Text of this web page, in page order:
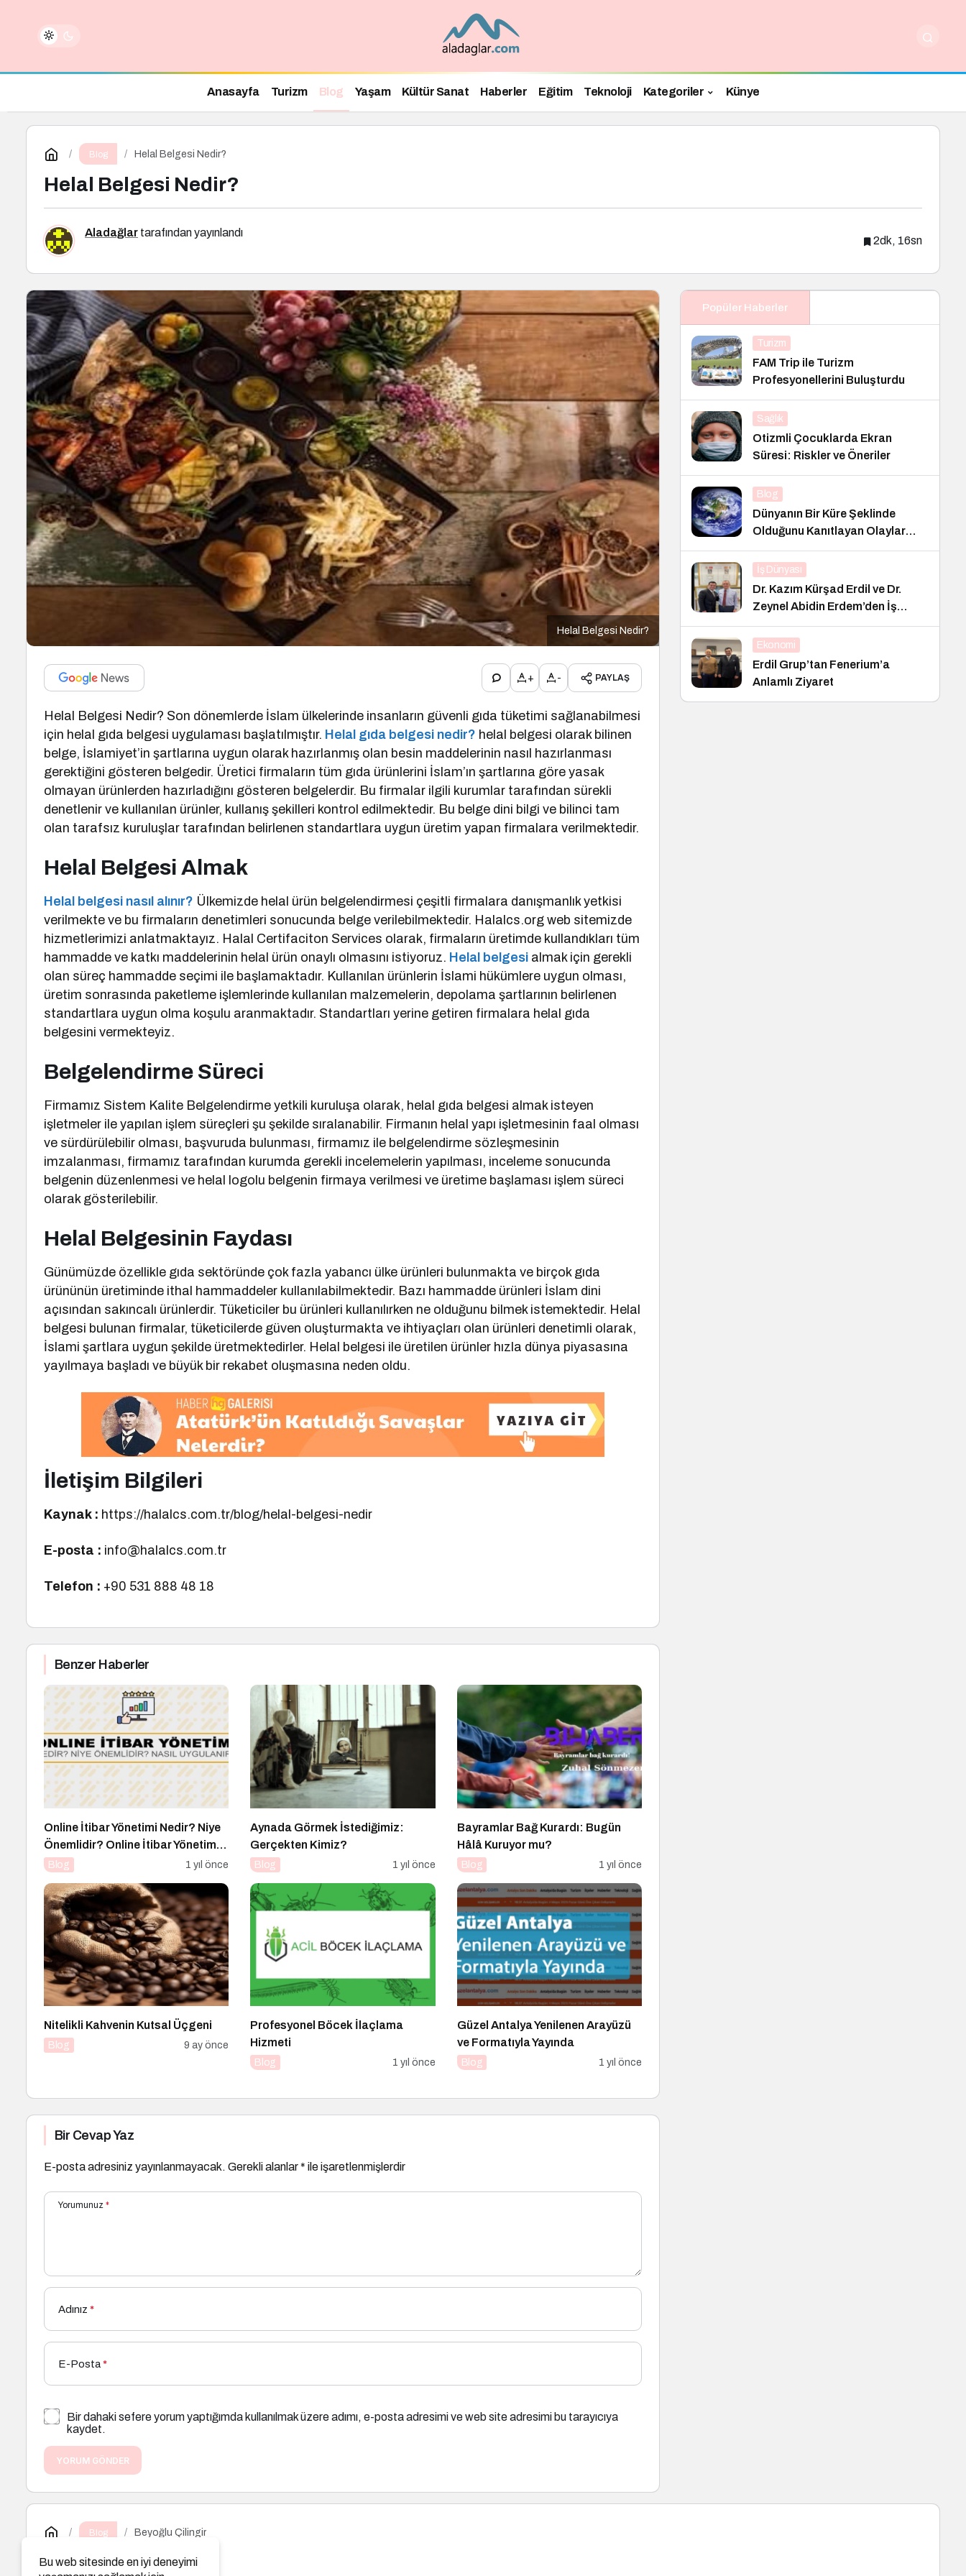
Anasayfa Turizm Blog Yaşam Kültür Sanat Haberler Eğitim Teknoloji Kategoriler Künye
Blog Helal Belgesi Nedir?
Helal Belgesi Nedir?
Aladağlar tarafından yayınlandı
2dk, 16sn
Helal Belgesi Nedir?
+ - PAYLAŞ
Helal Belgesi Nedir? Son dönemlerde İslam ülkelerinde insanların güvenli gıda tüketimi sağlanabilmesi
için helal gıda belgesi uygulaması başlatılmıştır. Helal gıda belgesi nedir? helal belgesi olarak bilinen
belge, İslamiyet’in şartlarına uygun olarak hazırlanmış olan besin maddelerinin nasıl hazırlanması
gerektiğini gösteren belgedir. Üretici firmaların tüm gıda ürünlerini İslam’ın şartlarına göre yasak
olmayan ürünlerden hazırladığını gösteren belgelerdir. Bu firmalar ilgili kurumlar tarafından sürekli
denetlenir ve kullanılan ürünler, kullanış şekilleri kontrol edilmektedir. Bu belge dini bilgi ve bilinci tam
olan tarafsız kuruluşlar tarafından belirlenen standartlara uygun üretim yapan firmalara verilmektedir.
Helal Belgesi Almak
Helal belgesi nasıl alınır? Ülkemizde helal ürün belgelendirmesi çeşitli firmalara danışmanlık yetkisi
verilmekte ve bu firmaların denetimleri sonucunda belge verilebilmektedir. Halalcs.org web sitemizde
hizmetlerimizi anlatmaktayız. Halal Certifaciton Services olarak, firmaların üretimde kullandıkları tüm
hammadde ve katkı maddelerinin helal ürün onaylı olmasını istiyoruz. Helal belgesi almak için gerekli
olan süreç hammadde seçimi ile başlamaktadır. Kullanılan ürünlerin İslami hükümlere uygun olması,
üretim sonrasında paketleme işlemlerinde kullanılan malzemelerin, depolama şartlarının belirlenen
standartlara uygun olma koşulu aranmaktadır. Standartları yerine getiren firmalara helal gıda
belgesini vermekteyiz.
Belgelendirme Süreci
Firmamız Sistem Kalite Belgelendirme yetkili kuruluşa olarak, helal gıda belgesi almak isteyen
işletmeler ile yapılan işlem süreçleri şu şekilde sıralanabilir. Firmanın helal yapı işletmesinin faal olması
ve sürdürülebilir olması, başvuruda bulunması, firmamız ile belgelendirme sözleşmesinin
imzalanması, firmamız tarafından kurumda gerekli incelemelerin yapılması, inceleme sonucunda
belgenin düzenlenmesi ve helal logolu belgenin firmaya verilmesi ve üretime başlaması işlem süreci
olarak gösterilebilir.
Helal Belgesinin Faydası
Günümüzde özellikle gıda sektöründe çok fazla yabancı ülke ürünleri bulunmakta ve birçok gıda
ürününün üretiminde ithal hammaddeler kullanılabilmektedir. Bazı hammadde ürünleri İslam dini
açısından sakıncalı ürünlerdir. Tüketiciler bu ürünleri kullanılırken ne olduğunu bilmek istemektedir. Helal
belgesi bulunan firmalar, tüketicilerde güven oluşturmakta ve ihtiyaçları olan ürünleri denetimli olarak,
İslami şartlara uygun şekilde üretmektedirler. Helal belgesi ile üretilen ürünler hızla dünya piyasasına
yayılmaya başladı ve büyük bir rekabet oluşmasına neden oldu.
İletişim Bilgileri
Kaynak : https://halalcs.com.tr/blog/helal-belgesi-nedir
E-posta : info@halalcs.com.tr
Telefon : +90 531 888 48 18
Benzer Haberler
Online İtibar Yönetimi Nedir? Niye
Önemlidir? Online İtibar Yönetimi
Nasıl Uygulanır?
Blog 1 yıl önce
Aynada Görmek İstediğimiz:
Gerçekten Kimiz?
Blog 1 yıl önce
Bayramlar Bağ Kurardı: Bugün
Hâlâ Kuruyor mu?
Blog 1 yıl önce
Nitelikli Kahvenin Kutsal Üçgeni
Blog 9 ay önce
Profesyonel Böcek İlaçlama
Hizmeti
Blog 1 yıl önce
Güzel Antalya Yenilenen Arayüzü
ve Formatıyla Yayında
Blog 1 yıl önce
Bir Cevap Yaz
E-posta adresiniz yayınlanmayacak. Gerekli alanlar* ile işaretlenmişlerdir
Yorumunuz *
Adınız *
E-Posta*
Bir dahaki sefere yorum yaptığımda kullanılmak üzere adımı, e-posta adresimi ve web site adresimi bu tarayıcıya
kaydet.
YORUM GÖNDER
Popüler Haberler
Turizm
FAM Trip ile Turizm
Profesyonellerini Buluşturdu
Sağlık
Otizmli Çocuklarda Ekran
Süresi: Riskler ve Öneriler
Blog
Dünyanın Bir Küre Şeklinde
Olduğunu Kanıtlayan Olaylar
Nedir?
İş Dünyası
Dr. Kazım Kürşad Erdil ve Dr.
Zeynel Abidin Erdem’den İş
Dünyası Buluşması
Ekonomi
Erdil Grup’tan Fenerium’a
Anlamlı Ziyaret
Blog Beyoğlu Çilingir
Beyoğlu Çilingir
Bu web sitesinde en iyi deneyimi